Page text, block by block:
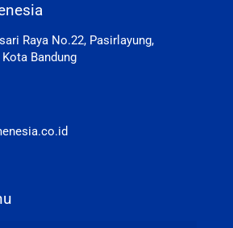
Raya No.22, Pasirlayung,
Bandung